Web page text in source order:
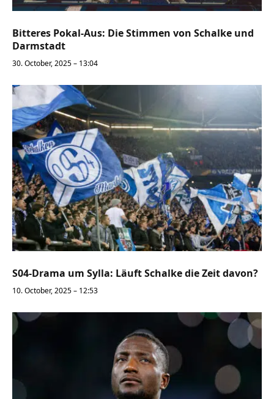
Bitteres Pokal-Aus: Die Stimmen von Schalke und
Darmstadt
30. October, 2025 – 13:04
S04-Drama um Sylla: Läuft Schalke die Zeit davon?
10. October, 2025 – 12:53